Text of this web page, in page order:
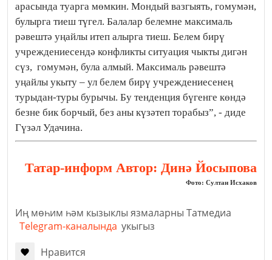
арасында туарга мөмкин. Мондый вазгыять, гомумән,
булырга тиеш түгел. Балалар белемне максималь
рәвештә уңайлы итеп алырга тиеш. Белем бирү
учреждениесендә конфликты ситуация чыкты дигән
сүз, гомумән, була алмый. Максималь рәвештә
уңайлы укыту – ул белем бирү учреждениесенең
турыдан-туры бурычы. Бу тенденция бүгенге көндә
безне бик борчый, без аны күзәтеп торабыз”, - диде
Гүзәл Удачина.
Татар-информ Автор: Динә Йосыпова
Фото: Султан Исхаков
Иң мөһим һәм кызыклы язмаларны Татмедиа
Telegram-каналында укыгыз
Нравится